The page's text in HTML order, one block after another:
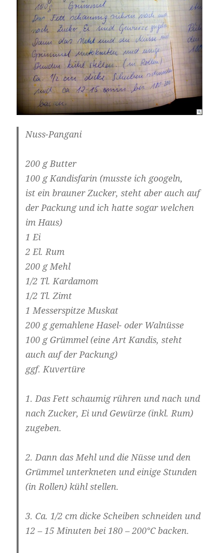
Nuss-Pangani
200 g Butter
100 g Kandisfarin (musste ich googeln,
ist ein brauner Zucker, steht aber auch auf
der Packung und ich hatte sogar welchen
im Haus)
1 Ei
2 El. Rum
200 g Mehl
1/2 Tl. Kardamom
1/2 Tl. Zimt
1 Messerspitze Muskat
200 g gemahlene Hasel- oder Walnüsse
100 g Grümmel (eine Art Kandis, steht
auch auf der Packung)
ggf. Kuvertüre
1. Das Fett schaumig rühren und nach und
nach Zucker, Ei und Gewürze (inkl. Rum)
zugeben.
2. Dann das Mehl und die Nüsse und den
Grümmel unterkneten und einige Stunden
(in Rollen) kühl stellen.
3. Ca. 1/2 cm dicke Scheiben schneiden und
12 – 15 Minuten bei 180 – 200°C backen.